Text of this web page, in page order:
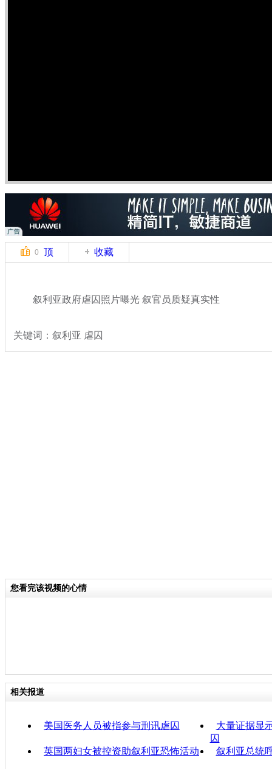
0 顶 收藏
叙利亚政府虐囚照片曝光 叙官员质疑真实性
关键词：叙利亚 虐囚
您看完该视频的心情
相关报道
美国医务人员被指参与刑讯虐囚
大量证据显
囚
英国两妇女被控资助叙利亚恐怖活动
叙利亚总统